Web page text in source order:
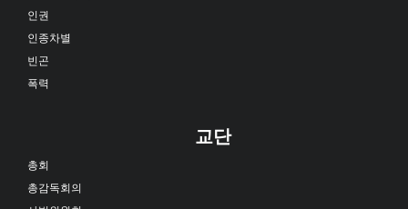
인권
인종차별
빈곤
폭력
교단
총회
총감독회의